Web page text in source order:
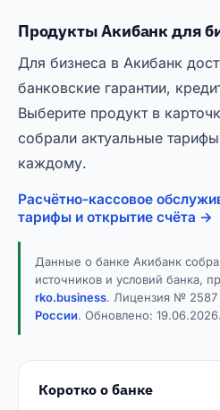
Продукты Акибанк для
Для бизнеса в Акибанк
банковские гарантии,
Выберите продукт в
собрали актуальные
каждому.
Расчётно-кассовое
тарифы и открытие счёта →
Данные о банке Акибанк
источников и условий банка,
rko.business. Лицензия №
России. Обновлено: 19.06.2026.
Коротко о банке